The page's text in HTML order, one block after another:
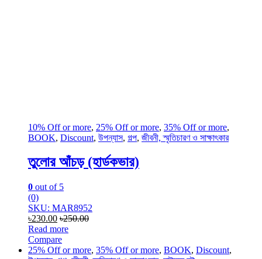
10% Off or more, 25% Off or more, 35% Off or more,
BOOK, Discount, উপন্যাস, গল্প, জীবনী, স্মৃতিচারণ ও সাক্ষাৎকার
তুলোর আঁচড় (হার্ডকভার)
0 out of 5
(0)
SKU: MAR8952
৳230.00 ৳250.00
Read more
Compare
25% Off or more, 35% Off or more, BOOK, Discount,